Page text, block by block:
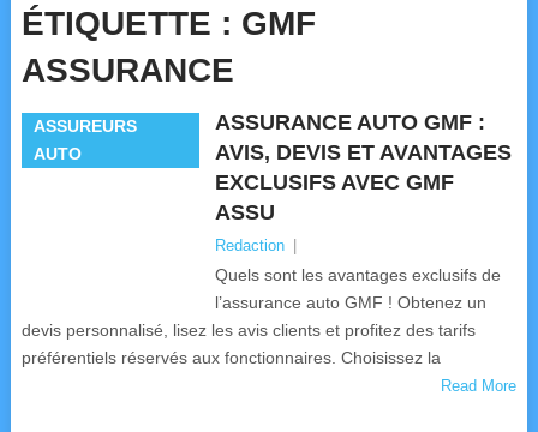
ÉTIQUETTE : GMF
ASSURANCE
ASSUREURS
AUTO
ASSURANCE AUTO GMF :
AVIS, DEVIS ET AVANTAGES
EXCLUSIFS AVEC GMF
ASSU
Redaction
Quels sont les avantages exclusifs de
l’assurance auto GMF ! Obtenez un
devis personnalisé, lisez les avis clients et profitez des tarifs
préférentiels réservés aux fonctionnaires. Choisissez la
Read More